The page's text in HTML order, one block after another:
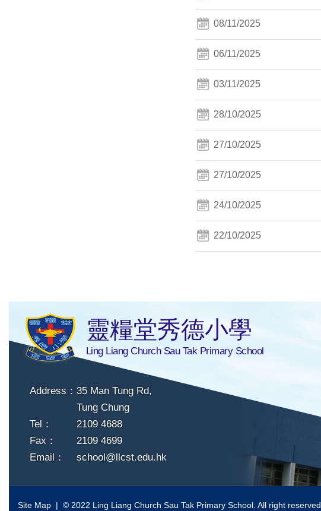
08/11/2025
06/11/2025
03/11/2025
28/10/2025
27/10/2025
27/10/2025
24/10/2025
22/10/2025
靈糧堂秀德小學
Ling Liang Church Sau Tak Primary School
Address： 35 Man Tung Rd,
Tung Chung
Tel：
2109 4688
Fax：
2109 4699
Email：
school@llcst.edu.hk
Site Map | © 2022 Ling Liang Church Sau Tak Primary School. All right reserved